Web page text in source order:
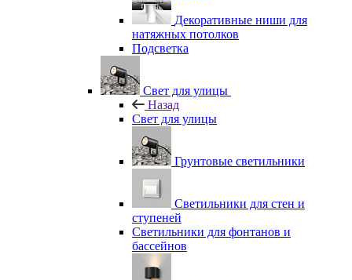
Декоративные ниши для
натяжных потолков
Подсветка
Свет для улицы
Назад
Свет для улицы
Грунтовые светильники
Светильники для стен и
ступеней
Светильники для фонтанов и
бассейнов